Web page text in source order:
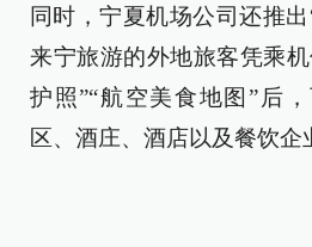
同时，宁夏机场公司还推出
来宁旅游的外地旅客凭乘
护照”“航空美食地图”后
区、酒庄、酒店以及餐饮企